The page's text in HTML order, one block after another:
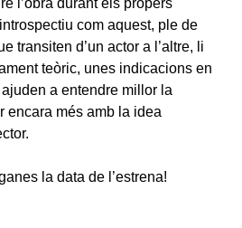
l’obra durant els propers
com aquest, ple de
transiten d’un actor a l’altre, li
teòric, unes indicacions en
a entendre millor la
encara més amb la idea
la data de l’estrena!